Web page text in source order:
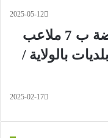
2025-05-12
ميلة: نحو تدعيم قطاع الرياضة ب 7 ملاعب
بالولاية /
2025-02-17